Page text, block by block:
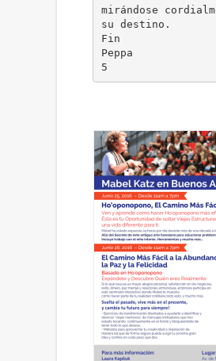
mirándose
su destino.
Fin
Peppa